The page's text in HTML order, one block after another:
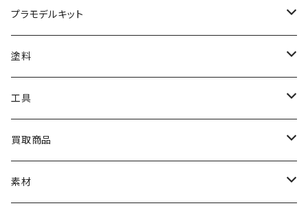
みんなのアクション3Dアートベース
アクリルベース
ナチュラルベース
オリジナルアクキー
オリジナルスマホスタンド
プラモデルキット
BANDAI
HG
MG
TAMIYA
カーモデル
飛行機モデル
アオシマ
ザ☆バイク
KOTOBUKIYA
塗料
クレオス
ラッカー塗料
エナメル塗料
TAMIYA
ラッカー塗料
ガイアノーツ
工具
TAMIYA
ニッパー
ウェーブ
買取商品
BANDAI
素材